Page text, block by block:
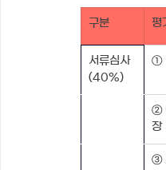
구분 평
서류심사
(40%)
①
②
장
③